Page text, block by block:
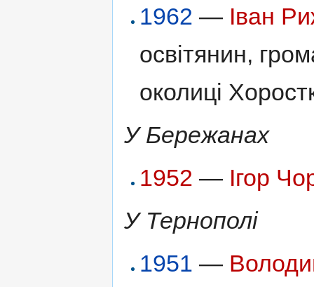
1962 — Іван
освітянин,
околиці
У Бережанах
1952 — Ігор
У Тернополі
1951 —